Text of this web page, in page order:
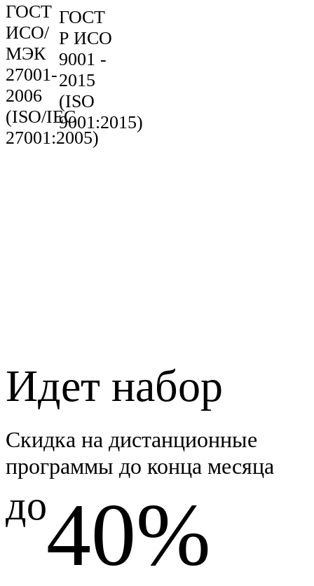
ГОСТ
ИСО/
МЭК
27001-
2006
(ISO/IEC
27001:2005)
ГОСТ
Р ИСО
9001 -
2015
(ISO
9001:2015)
Идет набор
Скидка на дистанционные
программы до конца месяца
до40%